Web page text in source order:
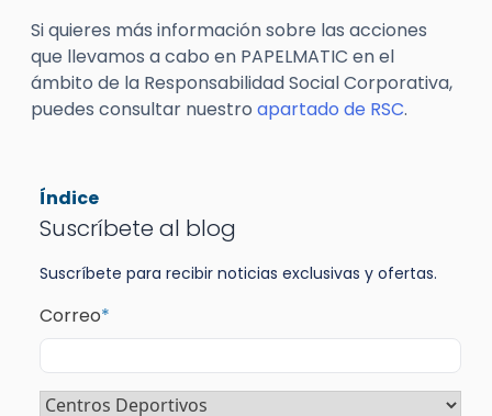
Si quieres más información sobre las acciones
que llevamos a cabo en PAPELMATIC en el
ámbito de la Responsabilidad Social Corporativa,
puedes consultar nuestro apartado de RSC.
Índice
Suscríbete al blog
Suscríbete para recibir noticias exclusivas y ofertas.
Correo*
Sector*